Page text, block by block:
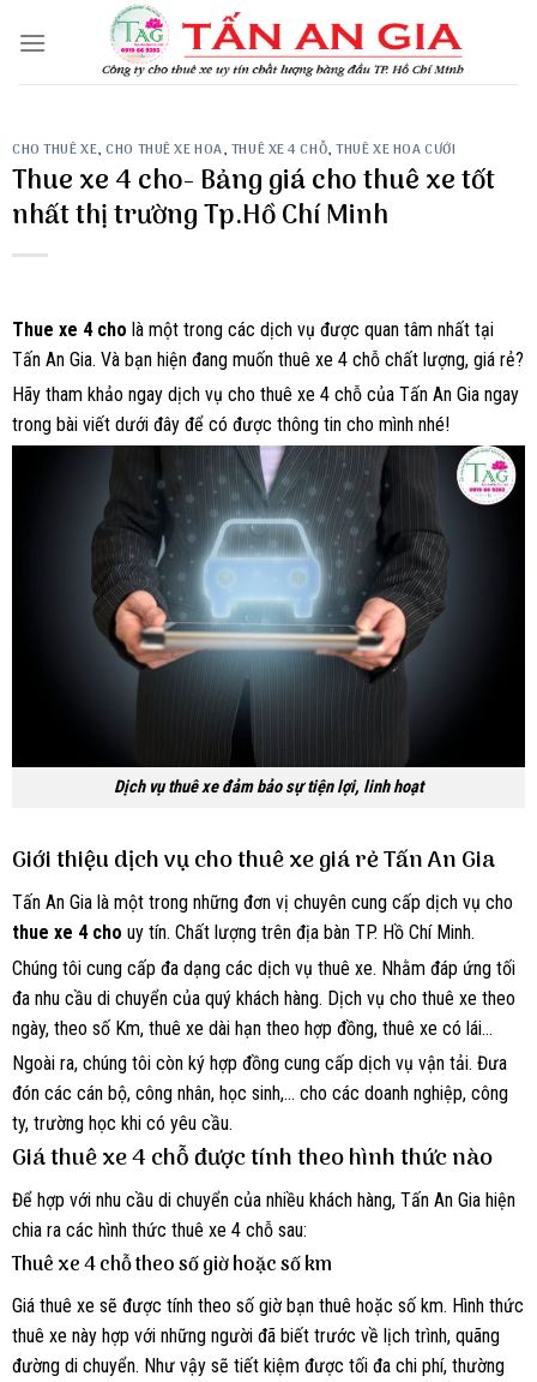
CHO THUÊ XE,CHO THUÊ XE HOA, THUÊ XE 4 CHỖ,THUÊ XE HOA CƯỚI
Thue xe 4 cho- Bảng giá cho thuê xe tốt
nhất thị trường Tp.Hồ Chí Minh
Thue xe 4 cho là một trong các dịch vụ được quan tâm nhất tại
Tấn An Gia. Và bạn hiện đang muốn thuê xe 4 chỗ chất lượng, giá rẻ?
Hãy tham khảo ngay dịch vụ cho thuê xe 4 chỗ của Tấn An Gia ngay
trong bài viết dưới đây để có được thông tin cho mình nhé!
Dịch vụ thuê xe đảm bảo sự tiện lợi, linh hoạt
Giới thiệu dịch vụ cho thuê xe giá rẻ Tấn An Gia
Tấn An Gia là một trong những đơn vị chuyên cung cấp dịch vụ cho
thue xe 4 cho uy tín. Chất lượng trên địa bàn TP. Hồ Chí Minh.
Chúng tôi cung cấp đa dạng các dịch vụ thuê xe. Nhằm đáp ứng tối
đa nhu cầu di chuyển của quý khách hàng. Dịch vụ cho thuê xe theo
ngày, theo số Km, thuê xe dài hạn theo hợp đồng, thuê xe có lái…
Ngoài ra, chúng tôi còn ký hợp đồng cung cấp dịch vụ vận tải. Đưa
đón các cán bộ, công nhân, học sinh,… cho các doanh nghiệp, công
ty, trường học khi có yêu cầu.
Giá thuê xe 4 chỗ được tính theo hình thức nào
Để hợp với nhu cầu di chuyển của nhiều khách hàng, Tấn An Gia hiện
chia ra các hình thức thuê xe 4 chỗ sau:
Thuê xe 4 chỗ theo số giờ hoặc số km
Giá thuê xe sẽ được tính theo số giờ bạn thuê hoặc số km. Hình thức
thuê xe này hợp với những người đã biết trước về lịch trình, quãng
đường di chuyển. Như vậy sẽ tiết kiệm được tối đa chi phí, thường